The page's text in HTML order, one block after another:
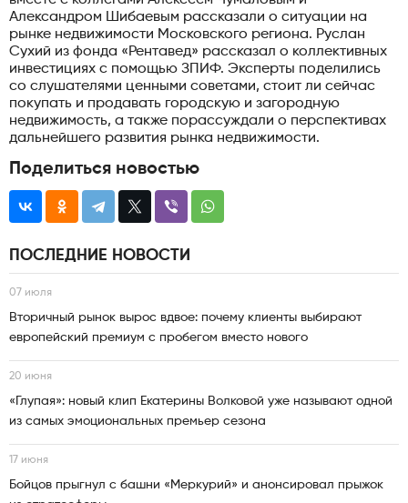
Александром Шибаевым рассказали о ситуации на
рынке недвижимости Московского региона. Руслан
Сухий из фонда «Рентавед» рассказал о коллективных
инвестициях с помощью ЗПИФ. Эксперты поделились
со слушателями ценными советами, стоит ли сейчас
покупать и продавать городскую и загородную
недвижимость, а также порассуждали о перспективах
дальнейшего развития рынка недвижимости.
Поделиться новостью
ПОСЛЕДНИЕ НОВОСТИ
07 июля
Вторичный рынок вырос вдвое: почему клиенты выбирают
европейский премиум с пробегом вместо нового
20 июня
«Глупая»: новый клип Екатерины Волковой уже называют одной
из самых эмоциональных премьер сезона
17 июня
Бойцов прыгнул с башни «Меркурий» и анонсировал прыжок